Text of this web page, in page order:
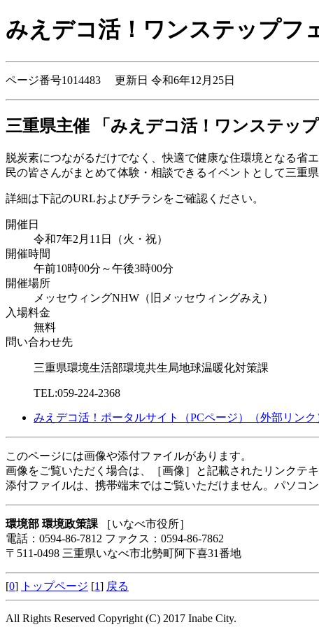
みえデコ活！ワンステップフ
ページ番号1014483 更新日 令和6年12月25日
三重県主催 「みえデコ活！ワンステッ
脱炭素につながるだけでなく、快適で健康な住環境となる省
民の皆さんがまとめて体験・相談できるイベントとして三重
詳細は下記のURLおよびチラシをご確認ください。
開催日
令和7年2月11日（火・祝）
開催時間
午前10時00分～午後3時00分
開催場所
メッセウィングNHW（旧メッセウィングみえ）
入場料金
無料
問い合わせ先
三重県環境生活部環境共生局地球温暖化対策課
TEL:059-224-2368
みえデコ活！ポータルサイト（PCページ） （外部リンク
このページには画像や添付ファイルがあります。
画像をご覧いただく場合は、［画像］と記載されたリンクテ
添付ファイルは、携帯端末ではご覧いただけません。パソコ
環境部 環境政策課 ［いなべ市役所］
電話：0594-86-7812 ファクス：0594-86-7862
〒511-0498 三重県いなべ市北勢町阿下喜31番地
[0] トップページ [1] 戻る
All Rights Reserved Copyright (C) 2017 Inabe City.